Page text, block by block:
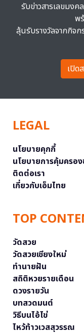
รับข่าวสารเลขมงค
พ
ลุ้นรับรางวัลจากกิจ
เปิด
LEGAL
นโยบายคุกกี้
นโยบายการคุ้มครอ
ติดต่อเรา
เกี่ยวกับเอ็มไทย
TOP
วัดสวย
วัดสวยเชียงใหม่
ทำนายฝัน
สถิติหวยรายเดือน
ดวงรายวัน
บทสวดมนต์
วิธีบนไอ้ไข่
ไหว้ท้าวเวสสุวรรณ